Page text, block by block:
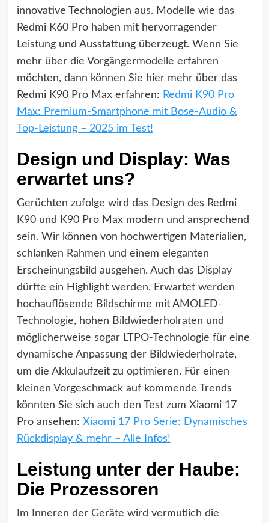
innovative Technologien aus. Modelle wie das
Redmi K60 Pro haben mit hervorragender
Leistung und Ausstattung überzeugt. Wenn Sie
mehr über die Vorgängermodelle erfahren
möchten, dann können Sie hier mehr über das
Redmi K90 Pro Max erfahren: Redmi K90 Pro
Max: Premium-Smartphone mit Bose-Audio &
Top-Leistung – 2025 im Test!
Design und Display: Was
erwartet uns?
Gerüchten zufolge wird das Design des Redmi
K90 und K90 Pro Max modern und ansprechend
sein. Wir können von hochwertigen Materialien,
schlanken Rahmen und einem eleganten
Erscheinungsbild ausgehen. Auch das Display
dürfte ein Highlight werden. Erwartet werden
hochauflösende Bildschirme mit AMOLED-
Technologie, hohen Bildwiederholraten und
möglicherweise sogar LTPO-Technologie für eine
dynamische Anpassung der Bildwiederholrate,
um die Akkulaufzeit zu optimieren. Für einen
kleinen Vorgeschmack auf kommende Trends
könnten Sie sich auch den Test zum Xiaomi 17
Pro ansehen: Xiaomi 17 Pro Serie: Dynamisches
Rückdisplay & mehr – Alle Infos!
Leistung unter der Haube:
Die Prozessoren
Im Inneren der Geräte wird vermutlich die